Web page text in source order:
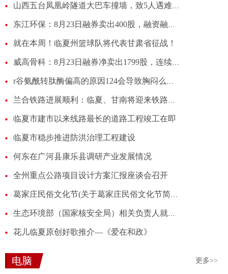
就在本周！临夏州篮球队将代表甘肃省征战！
临夏市建市以来线路最长的道路工程竣工在即
临夏市稳步推进防洪治理工程建设
何东在广河县康乐县调研产业发展情况
全州重点公路项目设计方案汇报座谈会召开
花儿临夏原创好歌推介—《爱在和政》
电脑 更多>>